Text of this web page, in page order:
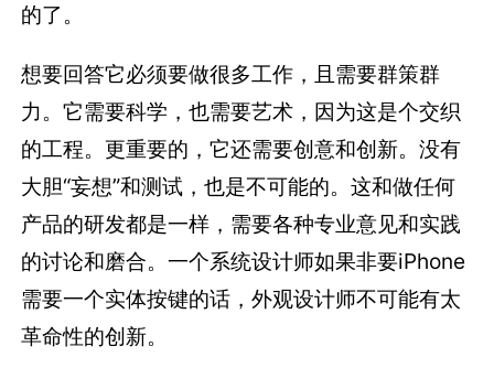
的了。
想要回答它必须要做很多工作，且需要群策群
力。它需要科学，也需要艺术，因为这是个交织
的工程。更重要的，它还需要创意和创新。没有
大胆“妄想”和测试，也是不可能的。这和做任何
产品的研发都是一样，需要各种专业意见和实践
的讨论和磨合。一个系统设计师如果非要iPhone
需要一个实体按键的话，外观设计师不可能有太
革命性的创新。